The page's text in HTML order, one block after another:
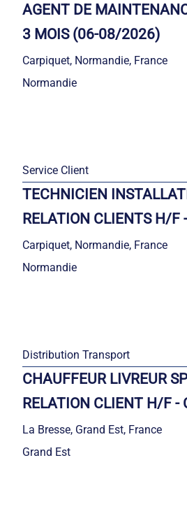
AGENT DE
3 MOIS (06-08/2026)
Carpiquet, Normandie, France
Normandie
Service Client
TECHNICIEN
RELATION CLIENTS H/F
Carpiquet, Normandie, France
Normandie
Distribution Transport
CHAUFFEUR LIVREUR
RELATION CLIENT H/F -
La Bresse, Grand Est, France
Grand Est